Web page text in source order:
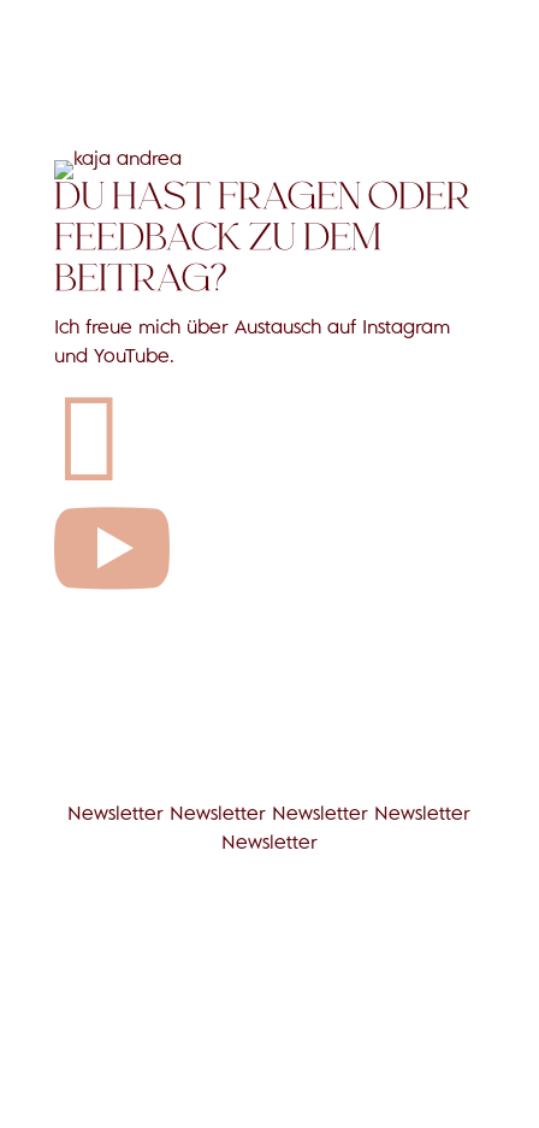
DU HAST FRAGEN ODER
FEEDBACK ZU DEM
BEITRAG?
Ich freue mich über Austausch auf Instagram
und YouTube.


Newsletter Newsletter Newsletter Newsletter
Newsletter